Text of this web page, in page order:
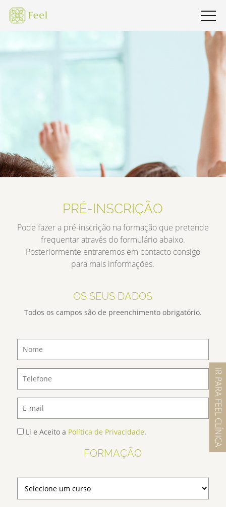
IR PARA FEEL CLÍNICA
PRÉ-INSCRIÇÃO
Pode fazer a pré-inscrição na formação que pretende
frequentar através do formulário abaixo.
Posteriormente entraremos em contacto consigo
para mais informações.
OS SEUS DADOS
Todos os campos são de preenchimento obrigatório.
Li e Aceito a Política de Privacidade.
FORMAÇÃO